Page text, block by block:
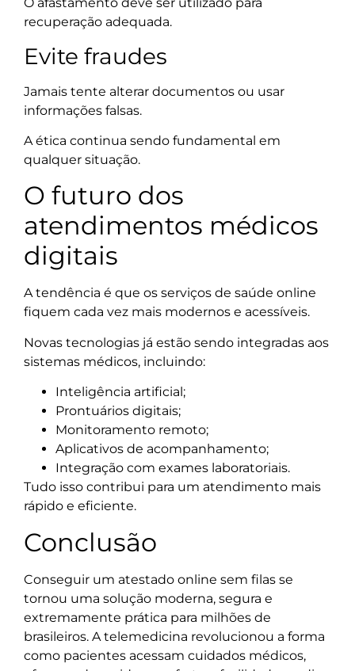
recuperação adequada.
Evite fraudes
Jamais tente alterar documentos ou usar
informações falsas.
A ética continua sendo fundamental em
qualquer situação.
O futuro dos
atendimentos médicos
digitais
A tendência é que os serviços de saúde online
fiquem cada vez mais modernos e acessíveis.
Novas tecnologias já estão sendo integradas aos
sistemas médicos, incluindo:
Inteligência artificial;
Prontuários digitais;
Monitoramento remoto;
Aplicativos de acompanhamento;
Integração com exames laboratoriais.
Tudo isso contribui para um atendimento mais
rápido e eficiente.
Conclusão
Conseguir um atestado online sem filas se
tornou uma solução moderna, segura e
extremamente prática para milhões de
brasileiros. A telemedicina revolucionou a forma
como pacientes acessam cuidados médicos,